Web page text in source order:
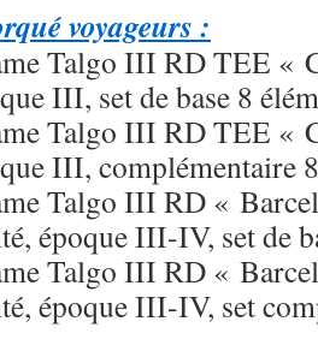
voyageurs :
Talgo III RD TEE «
III, set de base 8
Talgo III RD TEE «
III, complémentaire
Talgo III RD «
époque III-IV, set de
Talgo III RD «
époque III-IV, set